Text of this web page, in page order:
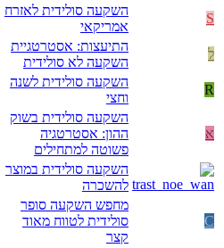
S
השקעה סולידית לאזרח
אמריקאי
ל
התיעצות: אסטרטגיית
השקעה לא סולידית
R
השקעה סולידית לשנה
וחצי
א
השקעה סולידית בשוק
ההון: אסטרטגיה
פשוטה למתחילים
השקעה סולידית במוצר
להשכרה
C
מחפש השקעה סופר
סולידית לטווח מאוד
קצר